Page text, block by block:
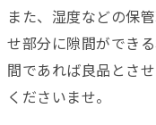
また、湿度などの保
せ部分に隙間ができ
間であれば良品とさ
くださいませ。